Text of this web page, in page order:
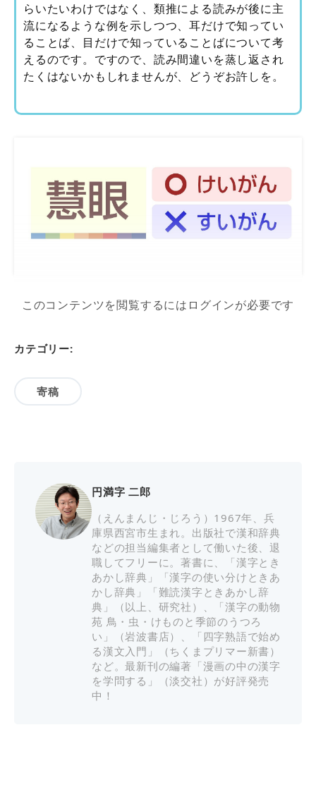
らいたいわけではなく、類推による読みが後に主
流になるような例を示しつつ、耳だけで知ってい
ることば、目だけで知っていることばについて考
えるのです。ですので、読み間違いを蒸し返され
たくはないかもしれませんが、どうぞお許しを。
このコンテンツを閲覧するにはログインが必要です
カテゴリー:
寄稿
円満字 二郎
（えんまんじ・じろう）1967年、兵
庫県西宮市生まれ。出版社で漢和辞典
などの担当編集者として働いた後、退
職してフリーに。著書に、「漢字とき
あかし辞典」「漢字の使い分けときあ
かし辞典」「難読漢字ときあかし辞
典」（以上、研究社）、「漢字の動物
苑 鳥・虫・けものと季節のうつろ
い」（岩波書店）、「四字熟語で始め
る漢文入門」（ちくまプリマー新書）
など。最新刊の編著「漫画の中の漢字
を学問する」（淡交社）が好評発売
中！